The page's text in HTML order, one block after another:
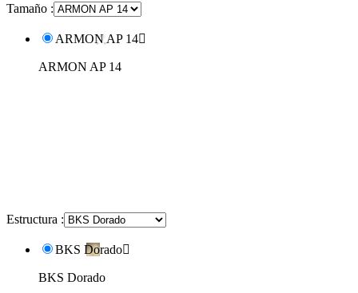
Tamaño :
ARMON AP 14
ARMON AP 14
Estructura :
BKS Dorado
BKS Dorado